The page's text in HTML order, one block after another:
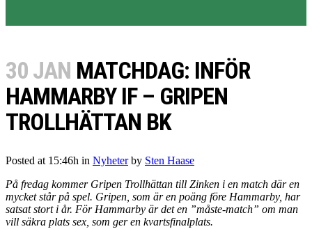
30 JAN MATCHDAG: INFÖR
HAMMARBY IF – GRIPEN
TROLLHÄTTAN BK
Posted at 15:46h in Nyheter by Sten Haase
På fredag kommer Gripen Trollhättan till Zinken i en match där en
mycket står på spel. Gripen, som är en poäng före Hammarby, har
satsat stort i år. För Hammarby är det en ”måste-match” om man
vill säkra plats sex, som ger en kvartsfinalplats.